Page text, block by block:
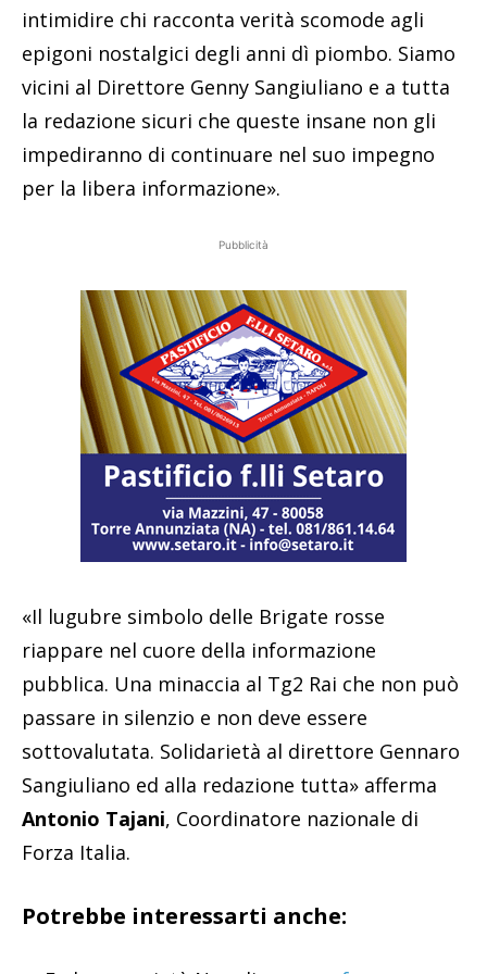
intimidire chi racconta verità scomode agli
epigoni nostalgici degli anni dì piombo. Siamo
vicini al Direttore Genny Sangiuliano e a tutta
la redazione sicuri che queste insane non gli
impediranno di continuare nel suo impegno
per la libera informazione».
Pubblicità
«Il lugubre simbolo delle Brigate rosse
riappare nel cuore della informazione
pubblica. Una minaccia al Tg2 Rai che non può
passare in silenzio e non deve essere
sottovalutata. Solidarietà al direttore Gennaro
Sangiuliano ed alla redazione tutta» afferma
Antonio Tajani, Coordinatore nazionale di
Forza Italia.
Potrebbe interessarti anche: